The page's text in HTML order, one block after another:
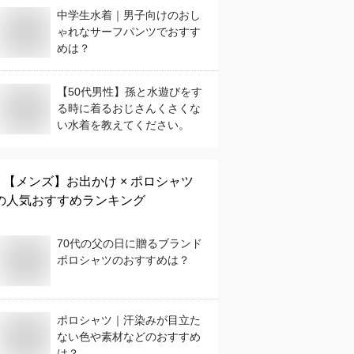
中学生水着｜男子向けのおし
ゃれなサーフパンツでおすす
めは？
【50代男性】孫と水遊びをす
る時に着るおじさんくさくな
い水着を教えてください。
【メンズ】 お出かけ × ポロシャツ
人気おすすめランキング
70代の父の日に贈るブランド
ポロシャツのおすすめは？
ポロシャツ｜汗染みが目立た
ない色や素材などのおすすめ